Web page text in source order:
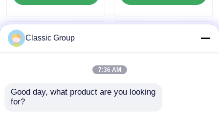
Παραγωγικότητα
Site, Κτίρια
Classic Group
7:36 AM
Good day, what product are you looking
for?